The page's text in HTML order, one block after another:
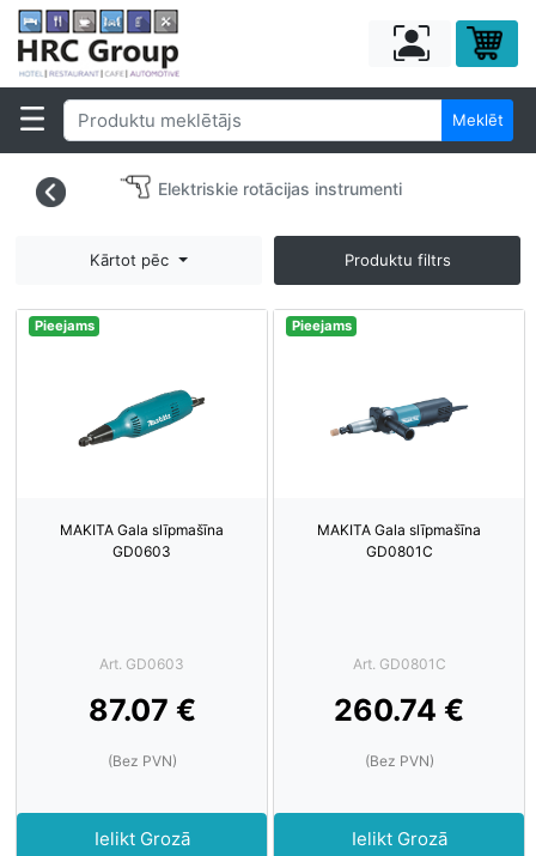
Meklēt
Elektriskie rotācijas instrumenti
Kārtot pēc Produktu filtrs
Pieejams
MAKITA Gala slīpmašīna
GD0603
Art. GD0603
87.07 €
(Bez PVN)
Ielikt Grozā
Pieejams
MAKITA Gala slīpmašīna
GD0801C
Art. GD0801C
260.74 €
(Bez PVN)
Ielikt Grozā